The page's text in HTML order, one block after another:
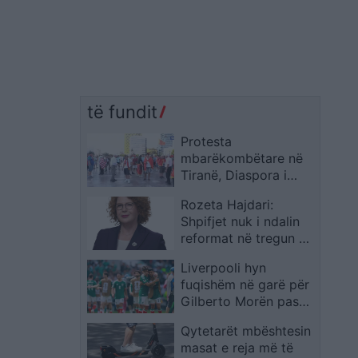
të fundit
Protesta
mbarëkombëtare në
Tiranë, Diaspora i
sheshin “Skënderbej”:
kërkohet dorëheqja e
Ramës
Rozeta Hajdari:
Shpifjet nuk i ndalin
reformat në tregun e
rrugë ligjore
Liverpooli hyn
fuqishëm në garë për
Gilberto Morën pas
Kupën e Botës 2026
Qytetarët mbështesin
masat e reja më të